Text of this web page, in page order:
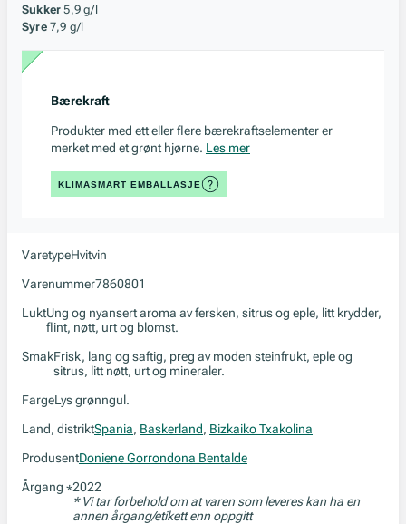
Sukker 5,9 g/l
Syre 7,9 g/l
Bærekraft
Produkter med ett eller flere bærekraftselementer er
merket med et grønt hjørne. Les mer
KLIMASMART EMBALLASJE
VaretypeHvitvin
Varenummer7860801
LuktUng og nyansert aroma av fersken, sitrus og eple, litt krydder,
flint, nøtt, urt og blomst.
SmakFrisk, lang og saftig, preg av moden steinfrukt, eple og
sitrus, litt nøtt, urt og mineraler.
FargeLys grønngul.
Land, distriktSpania, Baskerland, Bizkaiko Txakolina
ProdusentDoniene Gorrondona Bentalde
Årgang *2022
* Vi tar forbehold om at varen som leveres kan ha en
annen årgang/etikett enn oppgitt